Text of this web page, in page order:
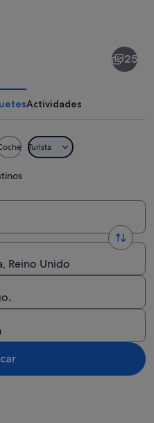
25
Actividades
Turista
Reino Unido